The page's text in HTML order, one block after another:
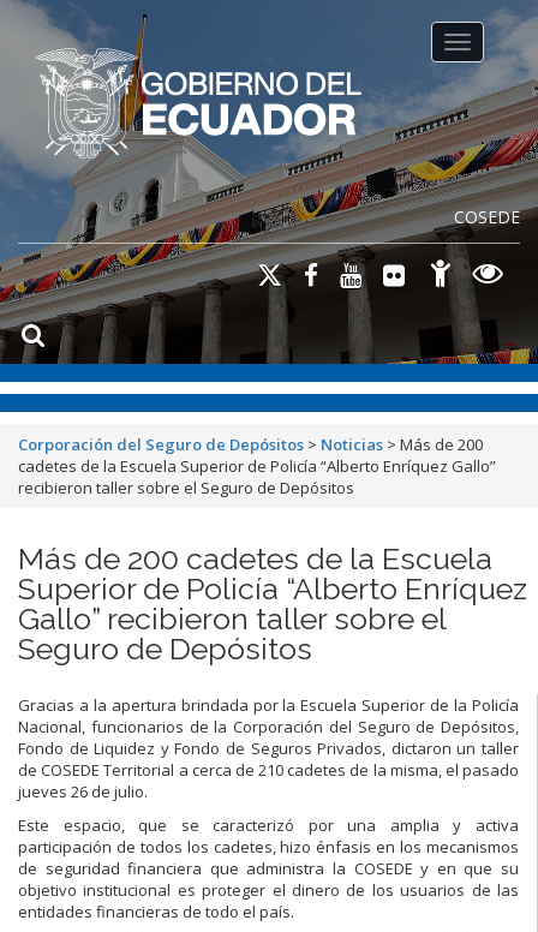
COSEDE
Toggle
Corporación del Seguro de Depósitos > Noticias > Más de 200
cadetes de la Escuela Superior de Policía “Alberto Enríquez Gallo”
recibieron taller sobre el Seguro de Depósitos
Más de 200 cadetes de la Escuela
Superior de Policía “Alberto Enríquez
Gallo” recibieron taller sobre el
Seguro de Depósitos
Gracias a la apertura brindada por la Escuela Superior de la Policía
Nacional, funcionarios de la Corporación del Seguro de Depósitos,
Fondo de Liquidez y Fondo de Seguros Privados, dictaron un taller
de COSEDE Territorial a cerca de 210 cadetes de la misma, el pasado
jueves 26 de julio.
Este espacio, que se caracterizó por una amplia y activa
participación de todos los cadetes, hizo énfasis en los mecanismos
de seguridad financiera que administra la COSEDE y en que su
objetivo institucional es proteger el dinero de los usuarios de las
entidades financieras de todo el país.